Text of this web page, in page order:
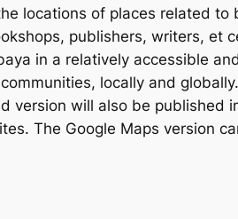
locations of places related to
publishers, writers, et
in a relatively accessible
locally and
version will also be published
The Google Maps version